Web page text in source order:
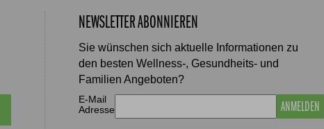
NEWSLETTER ABONNIEREN
Sie wünschen sich aktuelle Informationen zu
den besten Wellness-, Gesundheits- und
Familien Angeboten?
E-Mail
Adresse
ANMELDEN